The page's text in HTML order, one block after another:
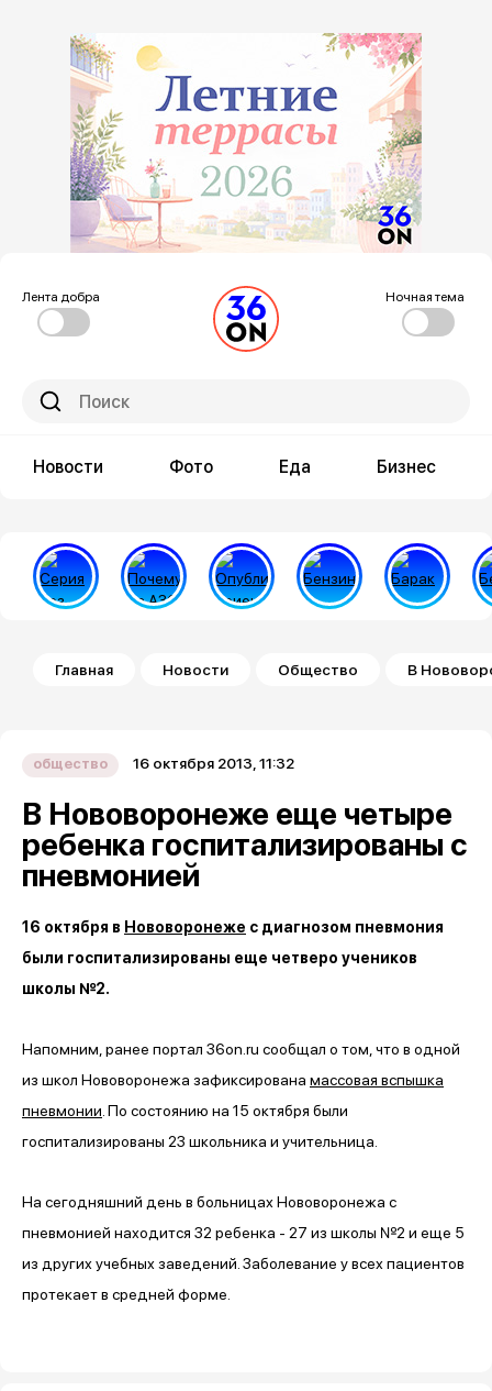
Лента добра Ночная тема
Новости Фото Еда Бизнес
Строка навигации
Главная Новости Общество В
общество 16 октября 2013, 11:32
В Нововоронеже еще четыре
ребенка госпитализированы с
пневмонией
16 октября в Нововоронеже с диагнозом пневмония
были госпитализированы еще четверо учеников
школы №2.
Напомним, ранее портал 36on.ru сообщал о том, что в одной
из школ Нововоронежа зафиксирована массовая вспышка
пневмонии . По состоянию на 15 октября были
госпитализированы 23 школьника и учительница.
На сегодняшний день в больницах Нововоронежа с
пневмонией находится 32 ребенка - 27 из школы №2 и еще 5
из других учебных заведений. Заболевание у всех пациентов
протекает в средней форме.